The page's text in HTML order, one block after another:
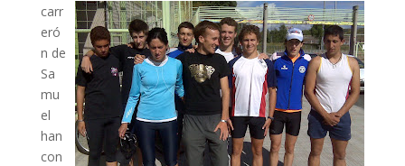
carr
eró
n de
Sa
mu
el
han
con